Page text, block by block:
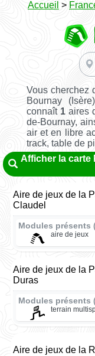
Accueil >
Vous cherchez
Bournay
connaît 1aires
de-Bournay,
air et en libre
track, table de
Afficher la carte
Aire de jeux de la
Claudel
Modules présents
aire de jeux
Aire de jeux de la
Duras
Modules présents
terrain
Aire de jeux de la